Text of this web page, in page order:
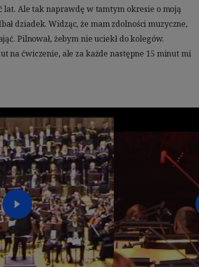
lat. Ale tak naprawdę w tamtym okresie o moją
dziadek. Widząc, że mam zdolności muzyczne,
Pilnował, żebym nie uciekł do kolegów.
na ćwiczenie, ale za każde następne 15 minut mi
czy kubistycznych okresów, tylko szedł do